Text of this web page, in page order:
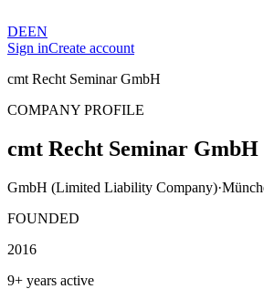
DEEN
Sign inCreate account
cmt Recht Seminar GmbH
COMPANY PROFILE
cmt Recht Seminar GmbH
GmbH (Limited Liability Company)·
FOUNDED
2016
9+ years active